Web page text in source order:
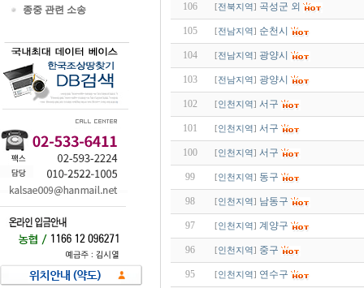
종중 관련 소송 106 [전북지역] 곡성군 외
105 [전남지역] 순천시
104 [전남지역] 광양시
103 [전남지역] 광양시
102 [인천지역] 서구
101 [인천지역] 서구
100 [인천지역] 서구
99 [인천지역] 동구
98 [인천지역] 남동구
97 [인천지역] 계양구
96 [인천지역] 중구
95 [인천지역] 연수구